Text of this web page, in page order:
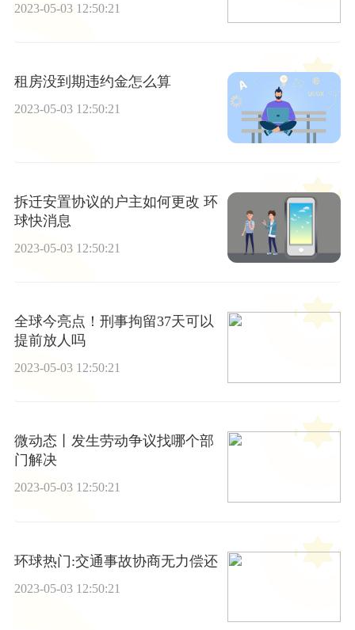
2023-05-03 12:50:21
租房没到期违约金怎么算
2023-05-03 12:50:21
拆迁安置协议的户主如何更改 环
球快消息
2023-05-03 12:50:21
全球今亮点！刑事拘留37天可以
提前放人吗
2023-05-03 12:50:21
微动态丨发生劳动争议找哪个部
门解决
2023-05-03 12:50:21
环球热门:交通事故协商无力偿还
2023-05-03 12:50:21